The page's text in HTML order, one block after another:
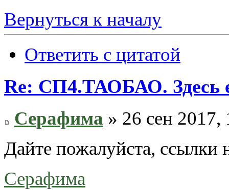
Вернуться к началу
Ответить с цитатой
Re: СП4.ТАОБАО. Здесь
Серафима » 26 сен 2017,
Дайте пожалуйста, ссылки
Серафима